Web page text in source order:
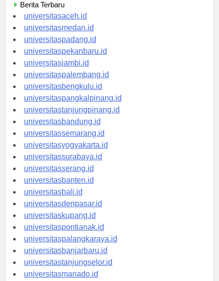
Berita Terbaru
universitasaceh.id
universitasmedan.id
universitaspadang.id
universitaspekanbaru.id
universitasjambi.id
universitaspalembang.id
universitasbengkulu.id
universitaspangkalpinang.id
universitastanjungpinang.id
universitasbandung.id
universitassemarang.id
universitasyogyakarta.id
universitassurabaya.id
universitasserang.id
universitasbanten.id
universitasbali.id
universitasdenpasar.id
universitaskupang.id
universitaspontianak.id
universitaspalangkaraya.id
universitasbanjarbaru.id
universitastanjungselor.id
universitasmanado.id